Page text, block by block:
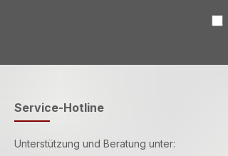
Service-Hotline
Unterstützung und Beratung unter: